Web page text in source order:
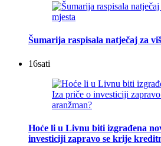
Šumarija raspisala natječaj za
16sati
Hoće li u Livnu biti izgrađena
investiciji zapravo se krije